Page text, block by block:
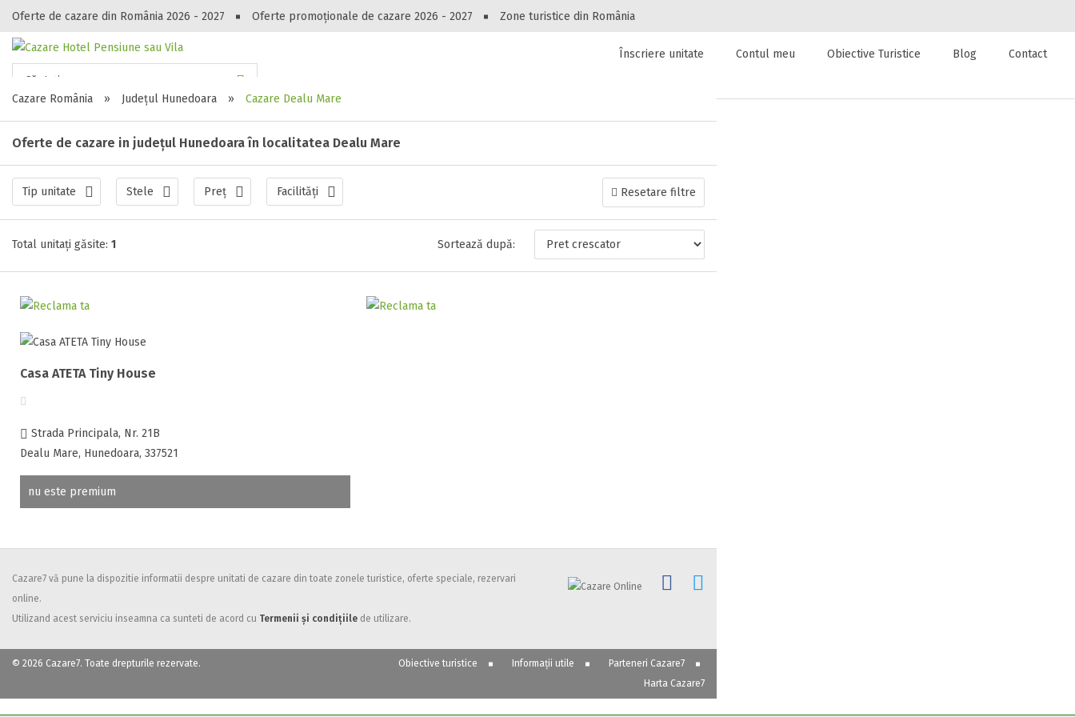
Oferte de cazare din România 2026 - 2027 Oferte promoționale de cazare 2026 - 2027 Zone turistice din România
Căutați...
Peste 10545 oferte de cazare!
Gasești hoteluri, pensiuni, vile, apartamente sau alte unitați de cazare la
Înscriere unitate Contul meu Obiective Turistice Blog Contact
Autentificare
Cazare România » Județul Hunedoara » Cazare Dealu Mare
Oferte de cazare in județul Hunedoara în localitatea Dealu Mare
Tip unitate Stele Preț Facilități Resetare filtre
Total unitați găsite: 1 Sortează după:
Casa ATETA Tiny House
Strada Principala, Nr. 21B
Dealu Mare, Hunedoara, 337521
nu este premium
Cazare7 vă pune la dispozitie informatii despre unitati de cazare din toate zonele turistice, oferte speciale, rezervari
online.
Utilizand acest serviciu inseamna ca sunteti de acord cu Termenii și condițiile de utilizare.
© 2026 Cazare7. Toate drepturile rezervate. Obiective turistice Informații utile
Parteneri Cazare7
Harta Cazare7